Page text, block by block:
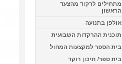
מתחילים לרקוד מהצעד
הראשון
אולפן בתנועה
תוכנית ההרקדות השבועית
בית הספר למקצעות המחול
בית ספר/ תיכון רוקד